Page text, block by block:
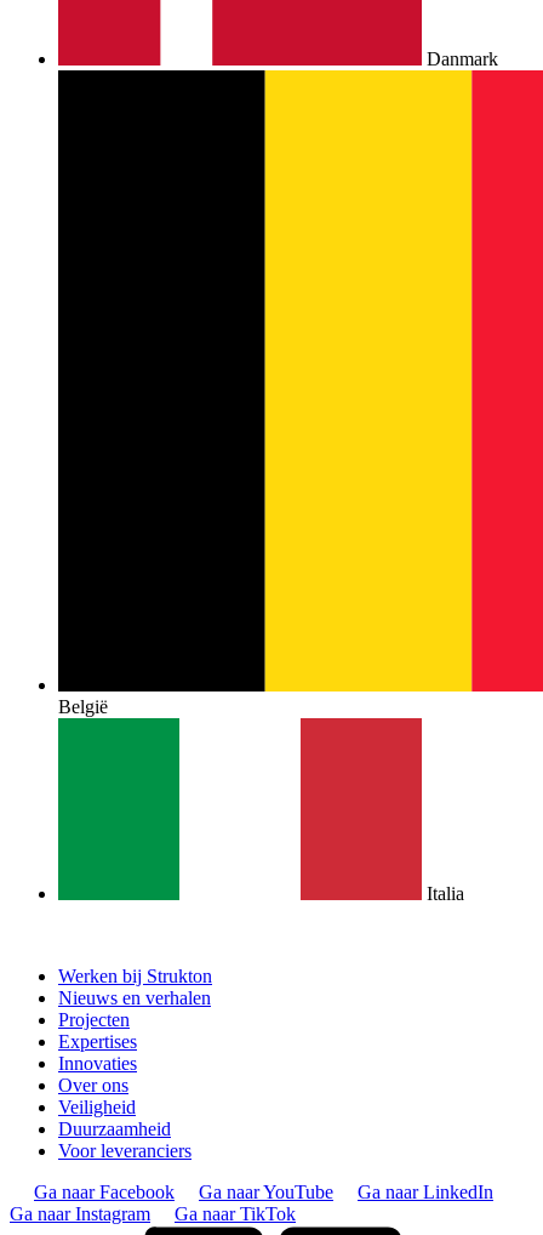
Danmark
België
Italia
Werken bij Strukton
Nieuws en verhalen
Projecten
Expertises
Innovaties
Over ons
Veiligheid
Duurzaamheid
Voor leveranciers
Ga naar Facebook
Ga naar YouTube
Ga naar LinkedIn
Ga naar Instagram
Ga naar TikTok